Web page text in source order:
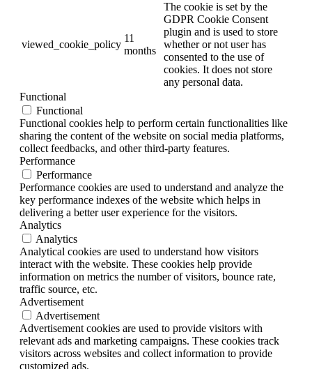
viewed_cookie_policy
11
months
The cookie is set by the
GDPR Cookie Consent
plugin and is used to store
whether or not user has
consented to the use of
cookies. It does not store
any personal data.
Functional
Functional
Functional cookies help to perform certain functionalities like
sharing the content of the website on social media platforms,
collect feedbacks, and other third-party features.
Performance
Performance
Performance cookies are used to understand and analyze the
key performance indexes of the website which helps in
delivering a better user experience for the visitors.
Analytics
Analytics
Analytical cookies are used to understand how visitors
interact with the website. These cookies help provide
information on metrics the number of visitors, bounce rate,
traffic source, etc.
Advertisement
Advertisement
Advertisement cookies are used to provide visitors with
relevant ads and marketing campaigns. These cookies track
visitors across websites and collect information to provide
customized ads.